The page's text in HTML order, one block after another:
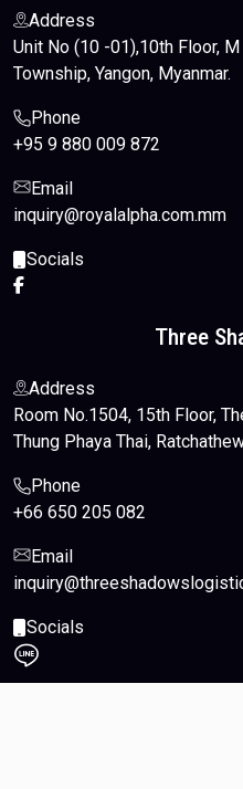
Address
Unit No (10 -01),10th Floor,
Township, Yangon, Myanmar.
Phone
+95 9 880 009 872
Email
inquiry@royalalpha.com.mm
Socials
Three
Address
Room No.1504, 15th Floor,
Thung Phaya Thai,
Phone
+66 650 205 082
Email
Socials